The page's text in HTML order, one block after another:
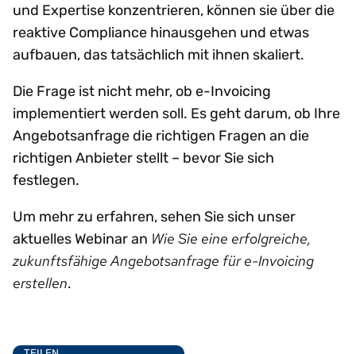
und Expertise konzentrieren, können sie über die
reaktive Compliance hinausgehen und etwas
aufbauen, das tatsächlich mit ihnen skaliert.
Die Frage ist nicht mehr, ob e-Invoicing
implementiert werden soll. Es geht darum, ob Ihre
Angebotsanfrage die richtigen Fragen an die
richtigen Anbieter stellt – bevor Sie sich
festlegen.
Um mehr zu erfahren, sehen Sie sich unser
aktuelles Webinar an Wie Sie eine erfolgreiche,
zukunftsfähige Angebotsanfrage für e-Invoicing
erstellen.